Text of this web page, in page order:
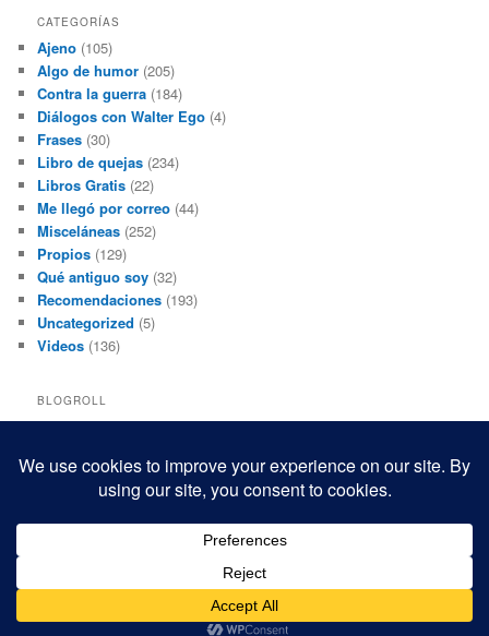
CATEGORÍAS
Ajeno (105)
Algo de humor (205)
Contra la guerra (184)
Diálogos con Walter Ego (4)
Frases (30)
Libro de quejas (234)
Libros Gratis (22)
Me llegó por correo (44)
Misceláneas (252)
Propios (129)
Qué antiguo soy (32)
Recomendaciones (193)
Uncategorized (5)
Videos (136)
BLOGROLL
Black and White Power
Mis macrofotografías
Teresita Rivas
Funciona gracias a WordPress